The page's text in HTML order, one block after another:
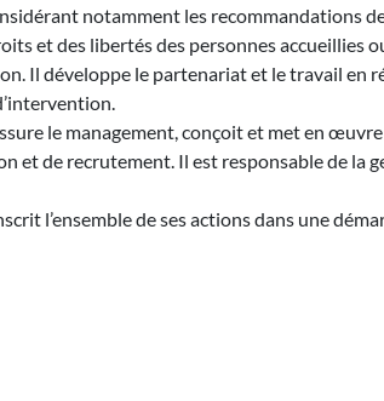
notamment les recommandations
et des libertés des personnes
Il développe le partenariat et le travail en
le management, conçoit et met en
et de recrutement. Il est responsable de la
l’ensemble de ses actions dans une